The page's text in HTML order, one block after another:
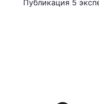
Публикация 5